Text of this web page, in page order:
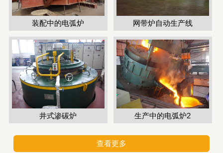
装配中的电弧炉 网带炉自动生产线
井式渗碳炉 生产中的电弧炉2
查看更多